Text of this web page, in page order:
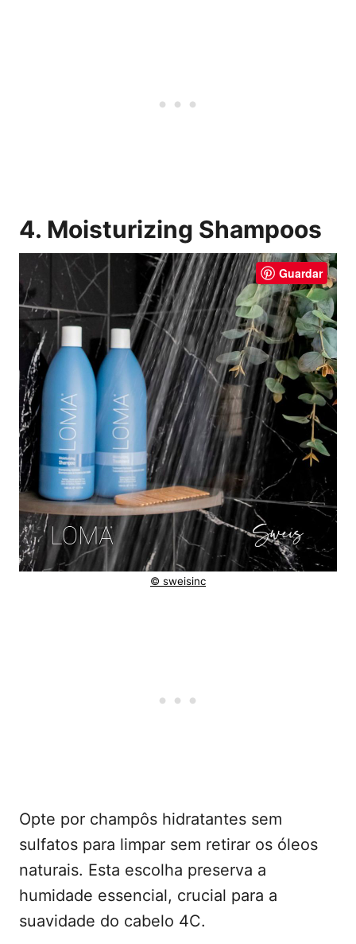
4. Moisturizing Shampoos
Guardar
© sweisinc
Opte por champôs hidratantes sem
sulfatos para limpar sem retirar os óleos
naturais. Esta escolha preserva a
humidade essencial, crucial para a
suavidade do cabelo 4C.